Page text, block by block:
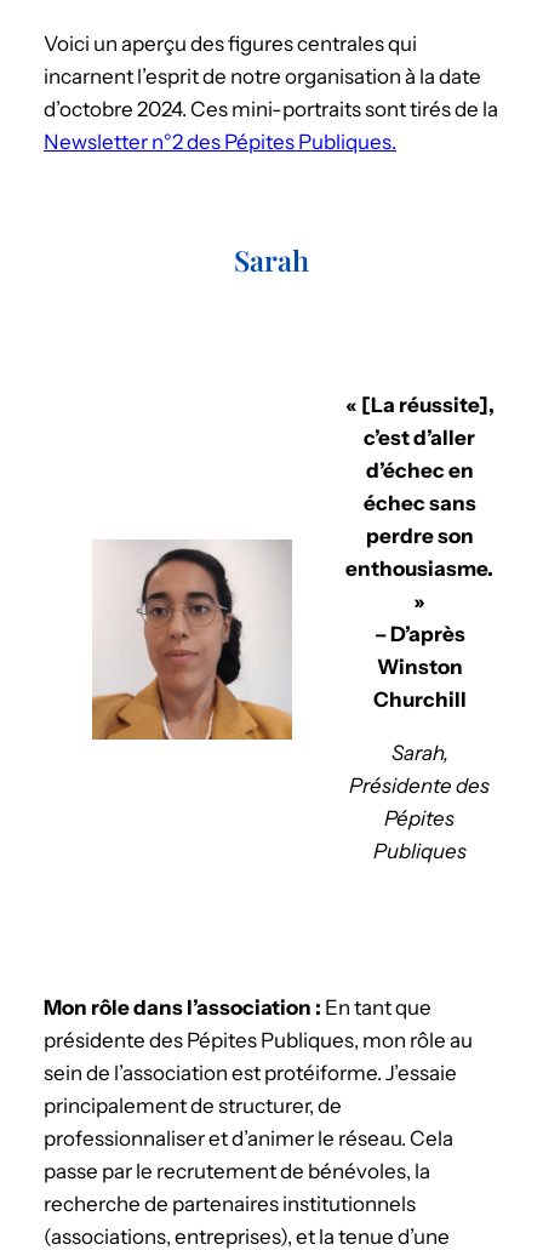
Voici un aperçu des figures centrales qui
incarnent l’esprit de notre organisation à la date
d’octobre 2024. Ces mini-portraits sont tirés de la
Newsletter n°2 des Pépites Publiques.
Sarah
« [La réussite],
c’est d’aller
d’échec en
échec sans
perdre son
enthousiasme.
»
– D’après
Winston
Churchill
Sarah,
Présidente des
Pépites
Publiques
­Mon rôle dans l’association : En tant que
présidente des Pépites Publiques, mon rôle au
sein de l’association est protéiforme. J’essaie
principalement de structurer, de
professionnaliser et d’animer le réseau. Cela
passe par le recrutement de bénévoles, la
recherche de partenaires institutionnels
(associations, entreprises), et la tenue d’une